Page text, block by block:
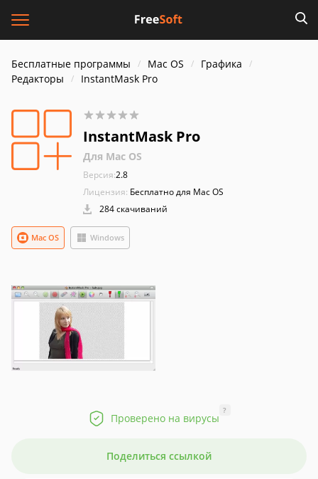
Бесплатные программы Mac OS
Графика
Редакторы
InstantMask Pro
InstantMask Pro
Для Mac OS
Версия:2.8
Лицензия: Бесплатно для Mac OS
284 скачиваний
Windows
Mac OS
Проверено на вирусы
?
Поделиться ссылкой